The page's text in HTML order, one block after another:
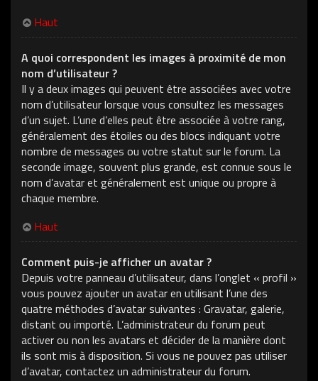
Haut
A quoi correspondent les images à proximité de mon
nom d’utilisateur ?
Il y a deux images qui peuvent être associées avec votre
nom d’utilisateur lorsque vous consultez les messages
d’un sujet. L’une d’elles peut être associée à votre rang,
généralement des étoiles ou des blocs indiquant votre
nombre de messages ou votre statut sur le forum. La
seconde image, souvent plus grande, est connue sous le
nom d’avatar et généralement est unique ou propre à
chaque membre.
Haut
Comment puis-je afficher un avatar ?
Depuis votre panneau d’utilisateur, dans l’onglet « profil »
vous pouvez ajouter un avatar en utilisant l’une des
quatre méthodes d’avatar suivantes : Gravatar, galerie,
distant ou importé. L’administrateur du forum peut
activer ou non les avatars et décider de la manière dont
ils sont mis à disposition. Si vous ne pouvez pas utiliser
d’avatar, contactez un administrateur du forum.